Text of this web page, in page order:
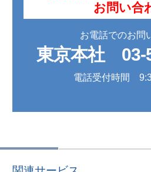
お問い合
お電話でのお問
東京本社 03-
電話受付時間